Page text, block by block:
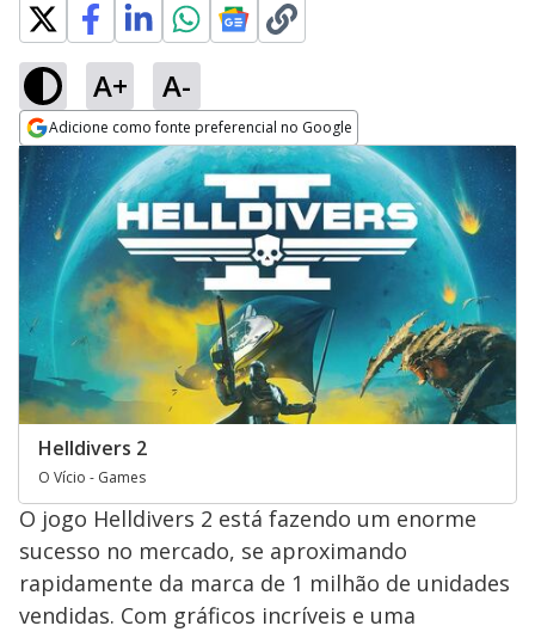
A+ A-
Adicione como fonte preferencial no Google
Opens in new window
Helldivers 2
O Vício - Games
O jogo Helldivers 2 está fazendo um enorme
sucesso no mercado, se aproximando
rapidamente da marca de 1 milhão de unidades
vendidas. Com gráficos incríveis e uma